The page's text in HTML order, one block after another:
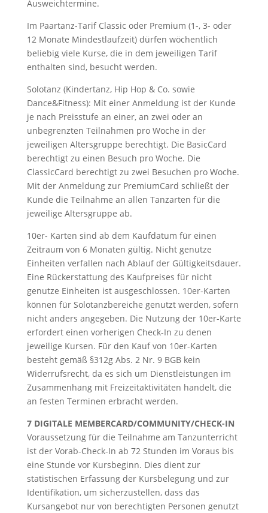
Ausweichtermine.
Im Paartanz-Tarif Classic oder Premium (1-, 3- oder
12 Monate Mindestlaufzeit) dürfen wöchentlich
beliebig viele Kurse, die in dem jeweiligen Tarif
enthalten sind, besucht werden.
Solotanz (Kindertanz, Hip Hop & Co. sowie
Dance&Fitness): Mit einer Anmeldung ist der Kunde
je nach Preisstufe an einer, an zwei oder an
unbegrenzten Teilnahmen pro Woche in der
jeweiligen Altersgruppe berechtigt. Die BasicCard
berechtigt zu einen Besuch pro Woche. Die
ClassicCard berechtigt zu zwei Besuchen pro Woche.
Mit der Anmeldung zur PremiumCard schließt der
Kunde die Teilnahme an allen Tanzarten für die
jeweilige Altersgruppe ab.
10er- Karten sind ab dem Kaufdatum für einen
Zeitraum von 6 Monaten gültig. Nicht genutze
Einheiten verfallen nach Ablauf der Gültigkeitsdauer.
Eine Rückerstattung des Kaufpreises für nicht
genutze Einheiten ist ausgeschlossen. 10er-Karten
können für Solotanzbereiche genutzt werden, sofern
nicht anders angegeben. Die Nutzung der 10er-Karte
erfordert einen vorherigen Check-In zu denen
jeweilige Kursen. Für den Kauf von 10er-Karten
besteht gemäß §312g Abs. 2 Nr. 9 BGB kein
Widerrufsrecht, da es sich um Dienstleistungen im
Zusammenhang mit Freizeitaktivitäten handelt, die
an festen Terminen erbracht werden.
7 DIGITALE MEMBERCARD/COMMUNITY/CHECK-IN
Voraussetzung für die Teilnahme am Tanzunterricht
ist der Vorab-Check-In ab 72 Stunden im Voraus bis
eine Stunde vor Kursbeginn. Dies dient zur
statistischen Erfassung der Kursbelegung und zur
Identifikation, um sicherzustellen, dass das
Kursangebot nur von berechtigten Personen genutzt